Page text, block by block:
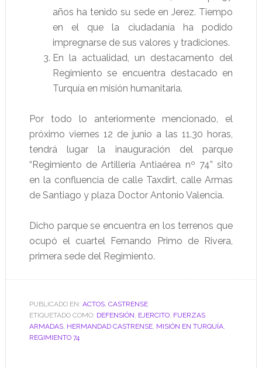
años ha tenido su sede en Jerez. Tiempo
en el que la ciudadanía ha podido
impregnarse de sus valores y tradiciones.
En la actualidad, un destacamento del
Regimiento se encuentra destacado en
Turquía en misión humanitaria.
Por todo lo anteriormente mencionado, el
próximo viernes 12 de junio a las 11.30 horas,
tendrá lugar la inauguración del parque
“Regimiento de Artillería Antiaérea nº 74” sito
en la confluencia de calle Taxdirt, calle Armas
de Santiago y plaza Doctor Antonio Valencia.
Dicho parque se encuentra en los terrenos que
ocupó el cuartel Fernando Primo de Rivera,
primera sede del Regimiento.
PUBLICADO EN: ACTOS, CASTRENSE
ETIQUETADO COMO: DEFENSIÓN, EJERCITO, FUERZAS
ARMADAS, HERMANDAD CASTRENSE, MISIÓN EN TURQUÍA,
REGIMIENTO 74